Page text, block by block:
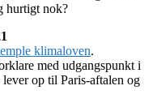
hurtigt nok?
klimaloven.
med udgangspunkt i
op til Paris-aftalen og